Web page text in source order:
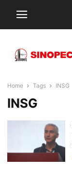
Home Tags INSG
INSG